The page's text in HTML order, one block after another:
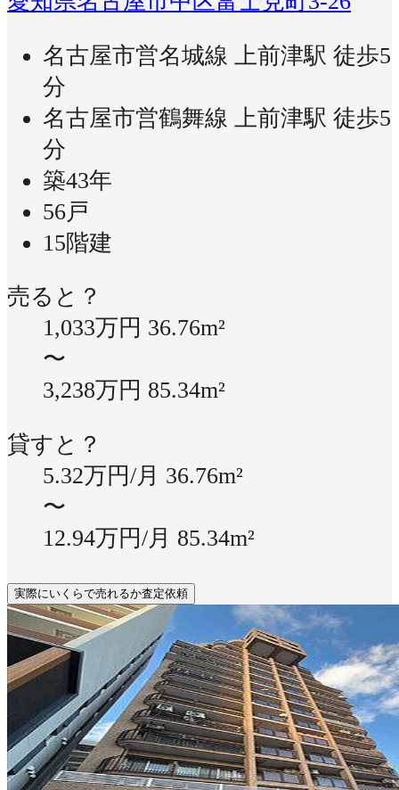
名古屋市営名城線 上前津駅 徒歩5
分
名古屋市営鶴舞線 上前津駅 徒歩5
分
築43年
56戸
15階建
売ると？
1,033万円 36.76m²
〜
3,238万円 85.34m²
貸すと？
5.32万円/月 36.76m²
〜
12.94万円/月 85.34m²
実際にいくらで売れるか査定依頼